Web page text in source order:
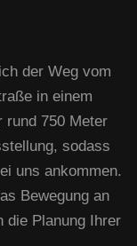
der Weg vom
in einem
rund 750 Meter
sodass
uns ankommen.
Bewegung an
die Planung Ihrer